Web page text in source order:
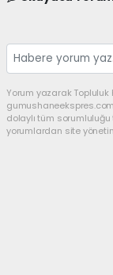
Yorum yazarak Topluluk
dolaylı tüm sorumluluğu
yorumlardan site